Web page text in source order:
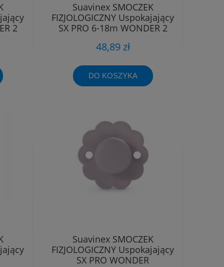
2
Suavinex SMOCZEK
FIZJOLOGICZNY Uspokajający
SX PRO 6-18m WONDER 2
48,89 zł
DO KOSZYKA
Suavinex SMOCZEK
FIZJOLOGICZNY Uspokajający
SX PRO WONDER